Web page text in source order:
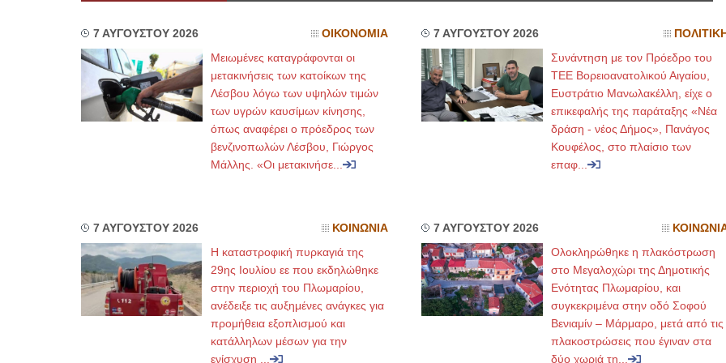
7 ΑΥΓΟΥΣΤΟΥ 2026 ΟΙΚΟΝΟΜΙΑ
Μειωμένες καταγράφονται οι
μετακινήσεις των κατοίκων της
Λέσβου λόγω των υψηλών τιμών
των υγρών καυσίμων κίνησης,
όπως αναφέρει ο πρόεδρος των
βενζινοπωλών Λέσβου, Γιώργος
Μάλλης. «Οι μετακινήσε...
7 ΑΥΓΟΥΣΤΟΥ 2026
Συνάντηση με τον Πρόεδρο του
ΤΕΕ Βορειοανατολικού Αιγαίου,
Ευστράτιο Μανωλακέλλη, είχε ο
επικεφαλής της παράταξης «Νέα
δράση - νέος Δήμος», Πανάγος
Κουφέλος, στο πλαίσιο των
επαφ...
7 ΑΥΓΟΥΣΤΟΥ 2026 ΚΟΙΝΩΝΙΑ
Η καταστροφική πυρκαγιά της
29ης Ιουλίου εε που εκδηλώθηκε
στην περιοχή του Πλωμαρίου,
ανέδειξε τις αυξημένες ανάγκες για
προμήθεια εξοπλισμού και
κατάλληλων μέσων για την
ενίσχυση ...
7 ΑΥΓΟΥΣΤΟΥ 2026
Ολοκληρώθηκε η πλακόστρωση
στο Μεγαλοχώρι της Δημοτικής
Ενότητας Πλωμαρίου, και
συγκεκριμένα στην οδό Σοφού
Βενιαμίν – Μάρμαρο, μετά από τις
πλακοστρώσεις που έγιναν στα
δύο χωριά τη...